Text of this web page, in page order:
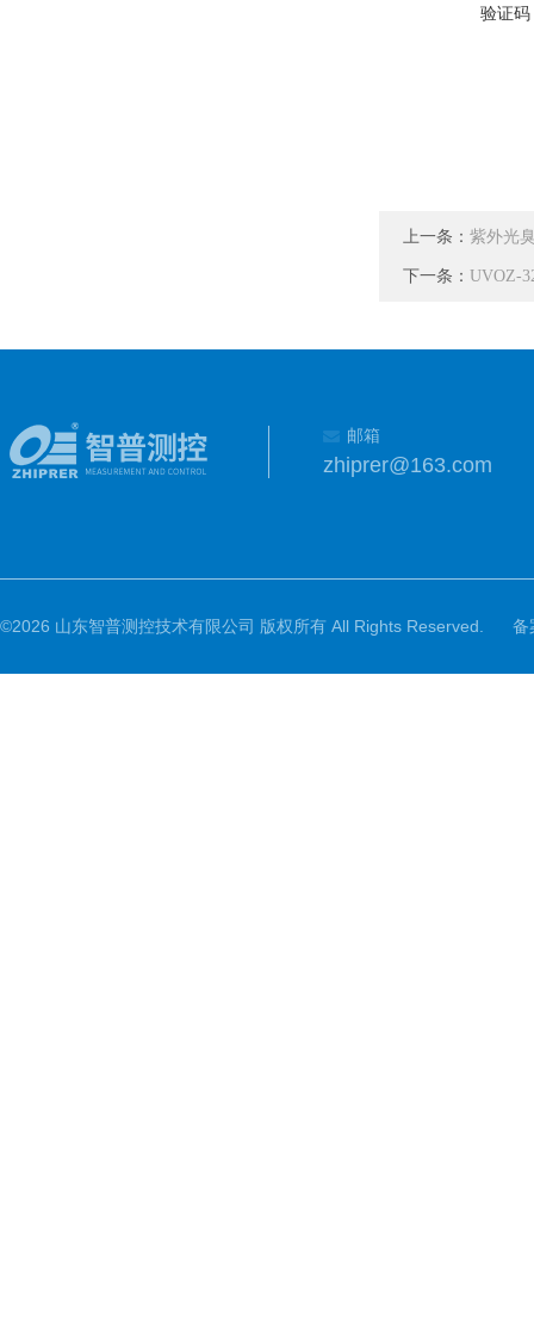
验证码
上一条： 紫外光
下一条： UVOZ-
邮箱
zhiprer@163.com
©2026 山东智普测控技术有限公司 版权所有 All Rights Reserved. 备